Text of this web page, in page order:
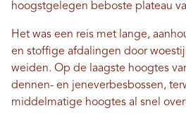
hoogstgelegen beboste plateau
Het was een reis met lange,
en stoffige afdalingen door
weiden. Op de laagste hoogtes
dennen- en jeneverbesbossen,
middelmatige hoogtes al snel